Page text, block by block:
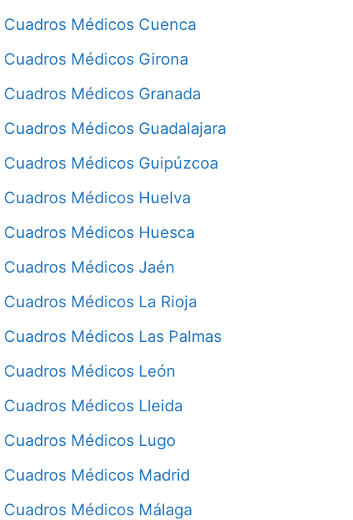
Cuadros Médicos Cuenca
Cuadros Médicos Girona
Cuadros Médicos Granada
Cuadros Médicos Guadalajara
Cuadros Médicos Guipúzcoa
Cuadros Médicos Huelva
Cuadros Médicos Huesca
Cuadros Médicos Jaén
Cuadros Médicos La Rioja
Cuadros Médicos Las Palmas
Cuadros Médicos León
Cuadros Médicos Lleida
Cuadros Médicos Lugo
Cuadros Médicos Madrid
Cuadros Médicos Málaga